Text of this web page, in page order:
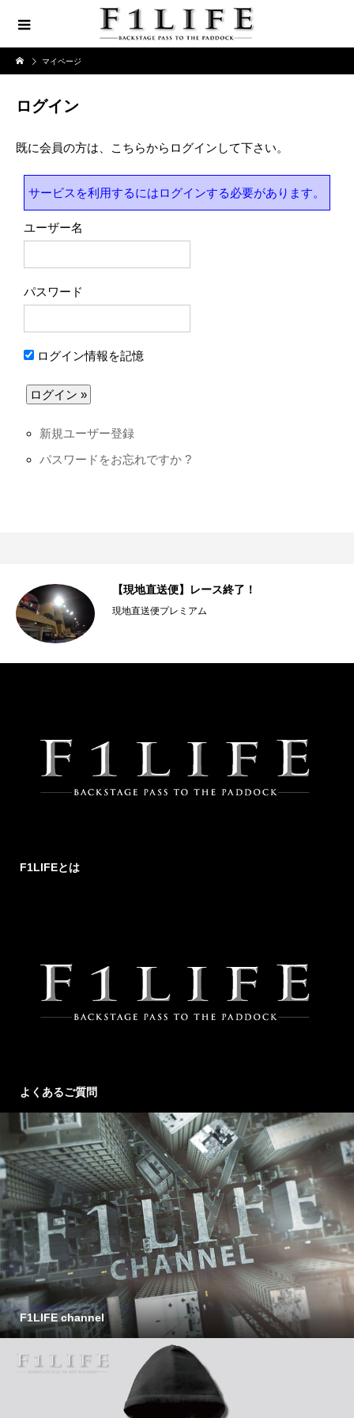
マイページ
ログイン
既に会員の方は、こちらからログインして下さい。
サービスを利用するにはログインする必要があります。
ユーザー名
パスワード
ログイン情報を記憶
新規ユーザー登録
パスワードをお忘れですか ?
【現地直送便】レース終了！
現地直送便プレミアム
F1LIFEとは
よくあるご質問
F1LIFE channel